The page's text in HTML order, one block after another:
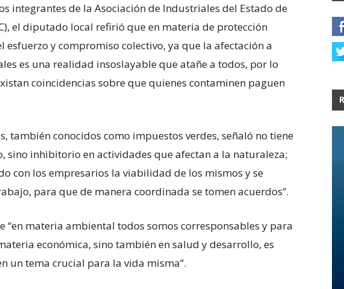
integrantes de la Asociación de Industriales del Estado de
el diputado local refirió que en materia de protección
esfuerzo y compromiso colectivo, ya que la afectación a
es una realidad insoslayable que atañe a todos, por lo
coincidencias sobre que quienes contaminen paguen
también conocidos como impuestos verdes, señaló no tiene
sino inhibitorio en actividades que afectan a la naturaleza;
con los empresarios la viabilidad de los mismos y se
para que de manera coordinada se tomen acuerdos”.
“en materia ambiental todos somos corresponsables y para
económica, sino también en salud y desarrollo, es
un tema crucial para la vida misma”.